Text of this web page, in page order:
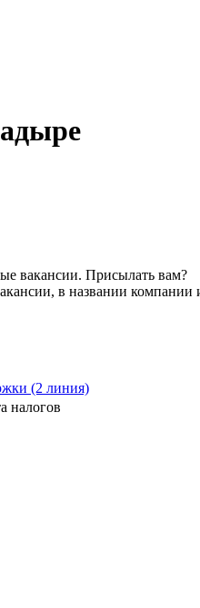
вакансии. Присылать вам?
в названии компании
(2 линия)
налогов